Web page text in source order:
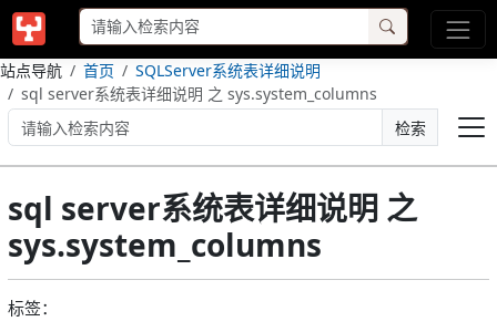
站点导航 首页
SQLServer系统表详细说明
sql server系统表详细说明 之 sys.system_columns
检索
sql server系统表详细说明 之
sys.system_columns
标签：